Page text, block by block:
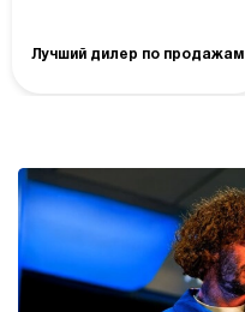
Лучший дилер по продажам